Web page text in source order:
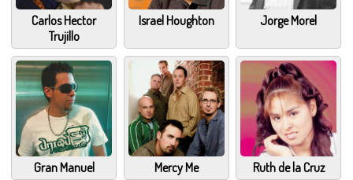
Carlos Hector
Trujillo
Israel Houghton Jorge Morel
Gran Manuel Mercy Me Ruth de la Cruz